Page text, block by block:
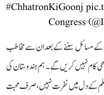
#ChhatronKiGoonj
کے مسائل سننے کے بعد ان سے مخاطب
کام نہیں کریں گے۔ ہم ہندوستان کی
کے دل میں نفرت نہیں، صرف محبت